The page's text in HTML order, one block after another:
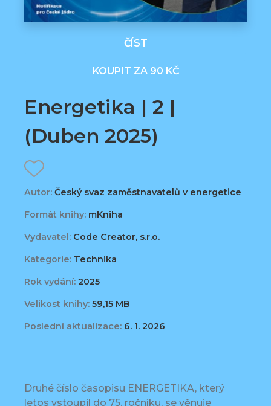
ČÍST
KOUPIT ZA 90 KČ
Energetika | 2 |
(Duben 2025)
Autor: Český svaz zaměstnavatelů v energetice
Formát knihy: mKniha
Vydavatel: Code Creator, s.r.o.
Kategorie: Technika
Rok vydání: 2025
Velikost knihy: 59,15 MB
Poslední aktualizace: 6. 1. 2026
Druhé číslo časopisu ENERGETIKA, který
letos vstoupil do 75. ročníku, se věnuje